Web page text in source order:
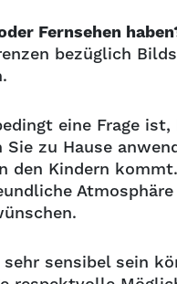
Fernsehen
bezüglich
eine Frage
zu Hause
den Kindern
sehr sensibel sein